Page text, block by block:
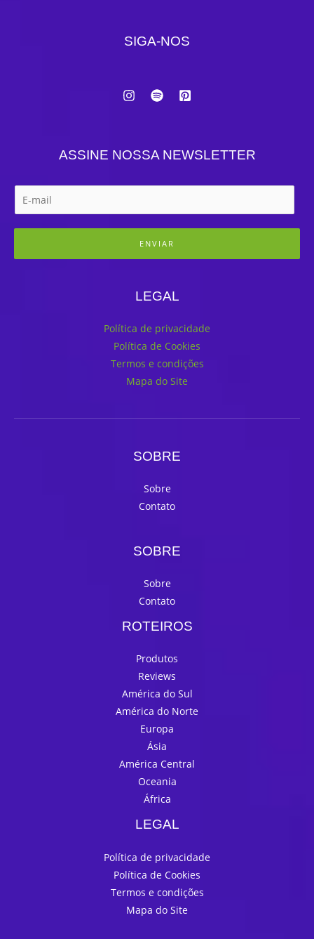
SIGA-NOS
ASSINE NOSSA NEWSLETTER
ENVIAR
LEGAL
Política de privacidade
Política de Cookies
Termos e condições
Mapa do Site
SOBRE
Sobre
Contato
SOBRE
Sobre
Contato
ROTEIROS
Produtos
Reviews
América do Sul
América do Norte
Europa
Ásia
América Central
Oceania
África
LEGAL
Política de privacidade
Política de Cookies
Termos e condições
Mapa do Site